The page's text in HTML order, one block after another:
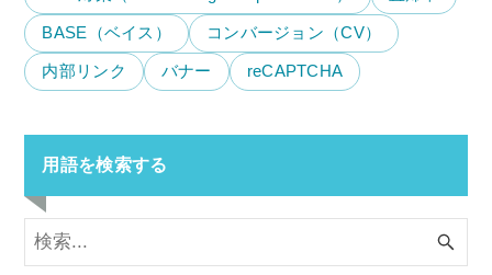
BASE（ベイス） コンバージョン（CV）
内部リンク バナー reCAPTCHA
用語を検索する